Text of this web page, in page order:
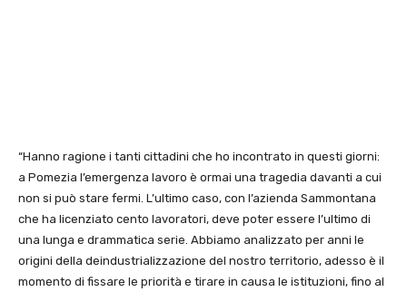
“Hanno ragione i tanti cittadini che ho incontrato in questi giorni:
a Pomezia l’emergenza lavoro è ormai una tragedia davanti a cui
non si può stare fermi. L’ultimo caso, con l’azienda Sammontana
che ha licenziato cento lavoratori, deve poter essere l’ultimo di
una lunga e drammatica serie. Abbiamo analizzato per anni le
origini della deindustrializzazione del nostro territorio, adesso è il
momento di fissare le priorità e tirare in causa le istituzioni, fino al